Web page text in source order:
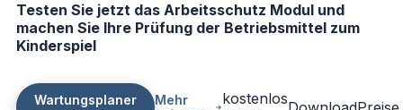
Testen Sie jetzt das Arbeitsschutz Modul und
machen Sie Ihre Prüfung der Betriebsmittel zum
Kinderspiel
Wartungsplaner
Mehr
kostenlos